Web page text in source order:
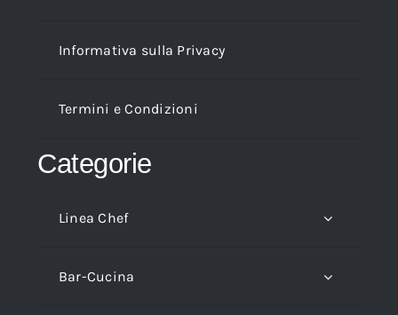
Informativa sulla Privacy
Termini e Condizioni
Categorie
Linea Chef
Bar-Cucina